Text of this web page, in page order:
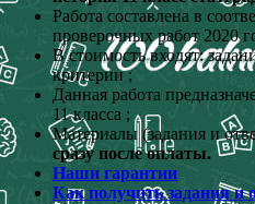
Работа составлена в
проверочных работ 2020
В стоимость входят:
критерии ;
Данная работа
11 класса ;
Материалы (задания и
сразу после оплаты.
Наши гарантии
Как получить задания и